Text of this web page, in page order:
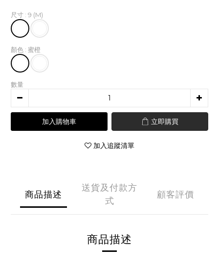
尺寸 : 9 (M)
顏色 : 蜜橙
數量
加入購物車 立即購買
加入追蹤清單
商品描述
送貨及付款方
式
顧客評價
商品描述